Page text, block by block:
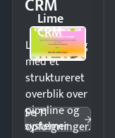
CRM
Lime
CRM
Luk flere salg
med et
struktureret
overblik over
pipeline og
opfølgninger.
Se 11
systemer